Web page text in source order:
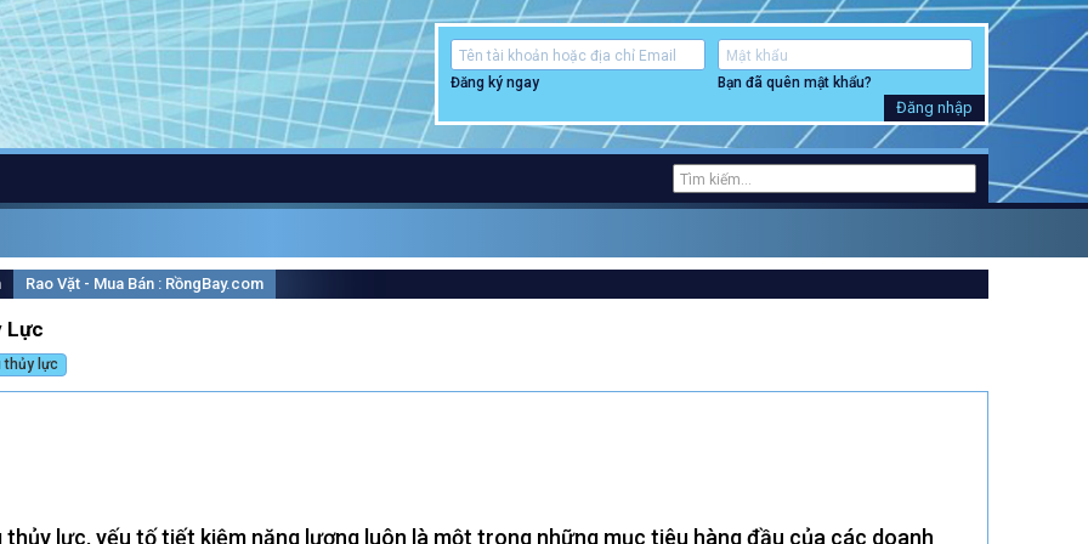
Đăng ký ngay Bạn đã quên mật khẩu?
Đăng nhập
Rao Vặt - Mua Bán : RồngBay.com
Lực
thủy lực
thủy lực, yếu tố tiết kiệm năng lượng luôn là một trong những mục tiêu hàng đầu của các doanh